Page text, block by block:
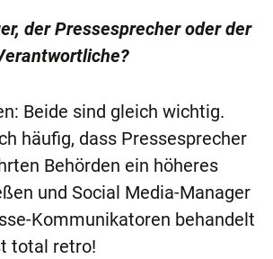
der Pressesprecher oder der
Beide sind gleich wichtig.
häufig, dass Pressesprecher
Behörden ein höheres
und Social Media-Manager
Kommunikatoren behandelt
total retro!